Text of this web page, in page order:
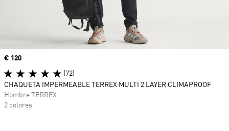
Precio
€ 120
(72)
CHAQUETA IMPERMEABLE TERREX MULTI 2 LAYER CLIMAPROOF
Hombre TERREX
2 colores